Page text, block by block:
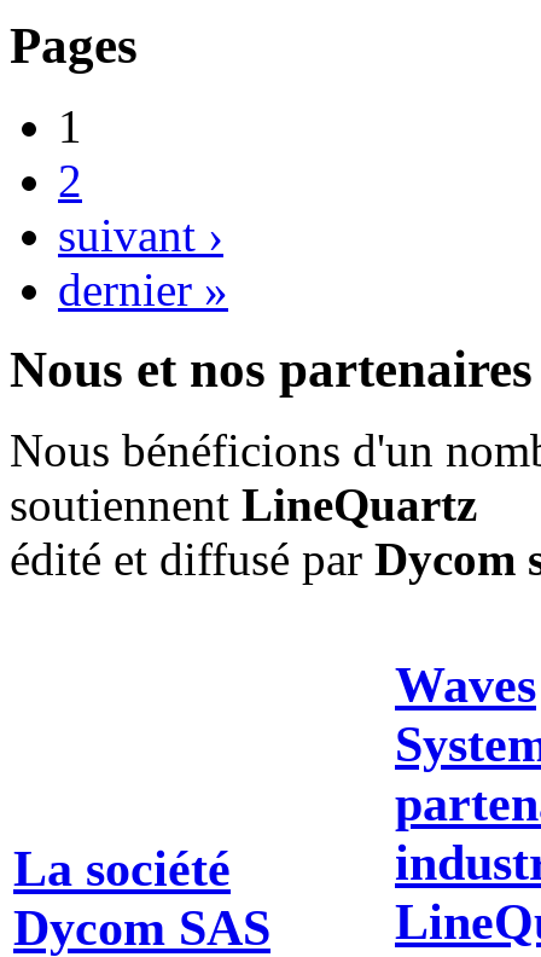
Pages
1
2
suivant ›
dernier »
Nous et nos partenaires
Nous bénéficions d'un
soutiennent LineQuartz
édité et diffusé par Dycom
La société
Dycom SAS
Waves